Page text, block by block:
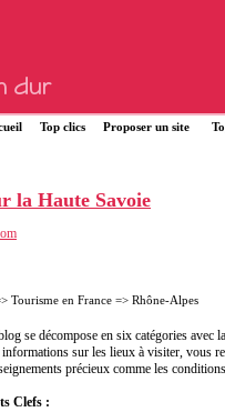
Top clics Proposer un site
la Haute Savoie
Tourisme en France => Rhône-Alpes
se décompose en six catégories avec
informations sur les lieux à visiter, vous
précieux comme les
Clefs :